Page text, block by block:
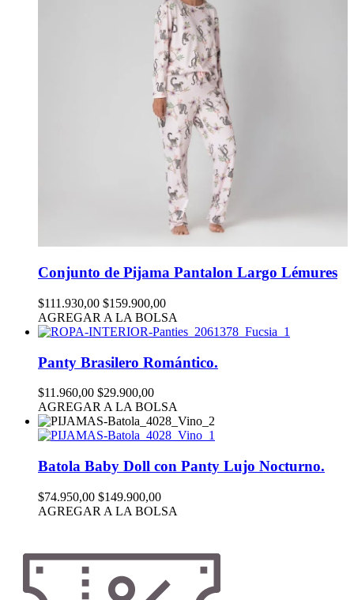
Conjunto de Pijama Pantalon Largo Lémures
$111.930,00 $159.900,00
AGREGAR A LA BOLSA
Panty Brasilero Romántico.
$11.960,00 $29.900,00
AGREGAR A LA BOLSA
Batola Baby Doll con Panty Lujo Nocturno.
$74.950,00 $149.900,00
AGREGAR A LA BOLSA